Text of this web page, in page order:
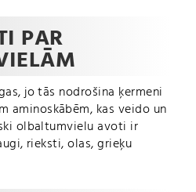
PAR
jo tās nodrošina ķermeni
aminoskābēm, kas veido un
olbaltumvielu avoti ir
rieksti, olas, grieķu